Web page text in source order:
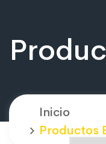
Inicio
Productos